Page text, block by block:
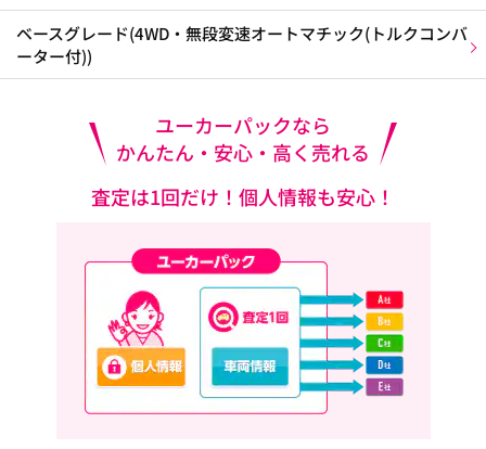
ベースグレード(4WD・無段変速オートマチック(トルクコンバ
ーター付))
ユーカーパックなら
かんたん・安心・高く売れる
査定は1回だけ！個人情報も安心！